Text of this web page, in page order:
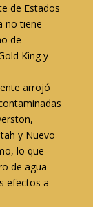
de Estados
no tiene
de
King y
arrojó
y Nuevo
lo que
de agua
efectos a